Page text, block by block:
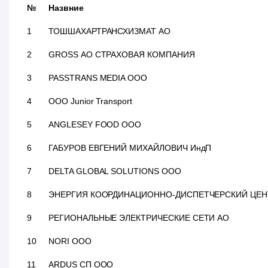
№ Назвние
1 ТОШШАХАРТРАНСХИЗМАТ АО
2 GROSS АО СТРАХОВАЯ КОМПАНИЯ
3 PASSTRANS MEDIA ООО
4 OOO Junior Transport
5 ANGLESEY FOOD ООО
6 ГАБУРОВ ЕВГЕНИЙ МИХАЙЛОВИЧ ИндП
7 DELTA GLOBAL SOLUTIONS ООО
8 ЭНЕРГИЯ КООРДИНАЦИОННО-ДИСПЕТЧЕРСКИЙ
9 РЕГИОНАЛЬНЫЕ ЭЛЕКТРИЧЕСКИЕ СЕТИ АО
10 NORI ООО
11 ARDUS СП ООО